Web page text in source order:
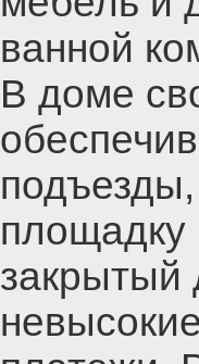
ванной
В доме
закрытый